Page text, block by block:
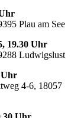
Plau am See
19.30 Uhr
Ludwigslust
Uhr
4-6, 18057